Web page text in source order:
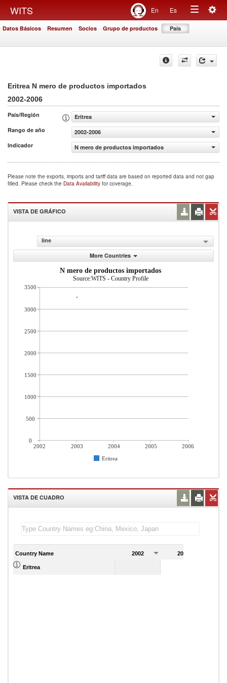
WITS En Es
Toggle
Datos Básicos Resumen Socios Grupo de productos País
Eritrea N mero de productos importados
2002-2006
País/Región
Eritrea
Rango de año
2002-2006
Indicador
N mero de productos importados
Please note the exports, imports and tariff data are based on reported data and not gap
filled. Please check the Data Availability for coverage.
VISTA DE GRÁFICO
line
More Countries
N mero de productos importados
Source:WITS - Country Profile
2002 2003 2004 2005
2006
Eritrea
3500
3000
2500
2000
1500
1000
500
0
VISTA DE CUADRO
Country Name 2002 2003
Eritrea